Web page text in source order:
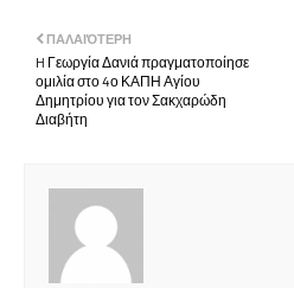
ΠΑΛΑΙΌΤΕΡΗ
H Γεωργία Δανιά πραγματοποίησε
ομιλία στο 4ο ΚΑΠΗ Αγίου
Δημητρίου για τον Σακχαρώδη
Διαβήτη